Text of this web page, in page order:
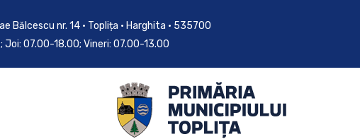
Bălcescu nr. 14 • Toplița • Harghita • 535700
Joi: 07.00-18.00; Vineri: 07.00-13.00